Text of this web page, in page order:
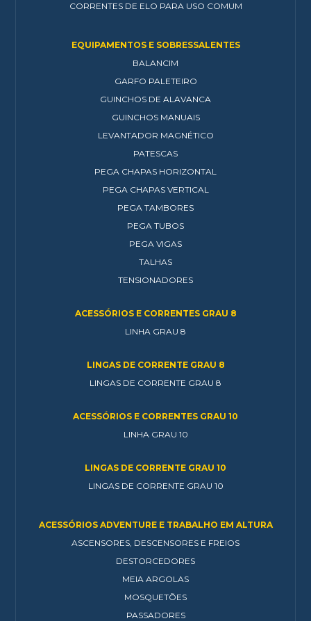
CORRENTES DE ELO PARA USO COMUM
EQUIPAMENTOS E SOBRESSALENTES
BALANCIM
GARFO PALETEIRO
GUINCHOS DE ALAVANCA
GUINCHOS MANUAIS
LEVANTADOR MAGNÉTICO
PATESCAS
PEGA CHAPAS HORIZONTAL
PEGA CHAPAS VERTICAL
PEGA TAMBORES
PEGA TUBOS
PEGA VIGAS
TALHAS
TENSIONADORES
ACESSÓRIOS E CORRENTES GRAU 8
LINHA GRAU 8
LINGAS DE CORRENTE GRAU 8
LINGAS DE CORRENTE GRAU 8
ACESSÓRIOS E CORRENTES GRAU 10
LINHA GRAU 10
LINGAS DE CORRENTE GRAU 10
LINGAS DE CORRENTE GRAU 10
ACESSÓRIOS ADVENTURE E TRABALHO EM ALTURA
ASCENSORES, DESCENSORES E FREIOS
DESTORCEDORES
MEIA ARGOLAS
MOSQUETÕES
PASSADORES